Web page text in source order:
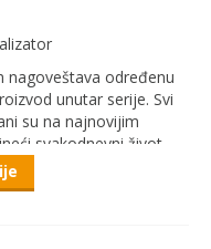
nagoveštava određenu
unutar serije. Svi
su na najnovijim
svakodnevni život
kao i vreme